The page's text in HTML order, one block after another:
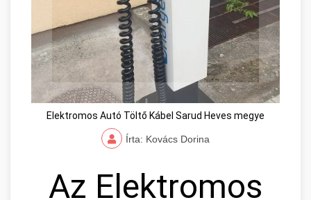
Elektromos Autó Töltő Kábel Sarud Heves megye
Írta: Kovács Dorina
Az Elektromos